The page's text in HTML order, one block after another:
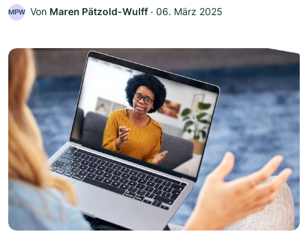
MPW Von Maren Pätzold-Wulff ‧ 06. März 2025